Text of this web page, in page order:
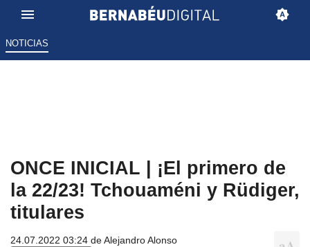
NOTICIAS
ONCE INICIAL | ¡El primero de
la 22/23! Tchouaméni y Rüdiger,
titulares
24.07.2022 03:24 deAlejandro Alonso